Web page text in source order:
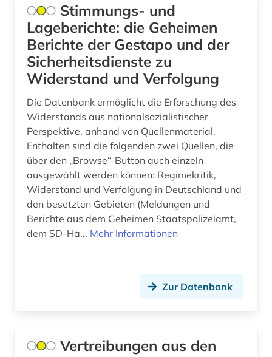
denkmal (1)
denkmalpflege (2)
denkmalschutz (3)
deportation (1)
design (1)
deutsch (2)
deutsch-deutsche beziehungen (1)
deutsche (1)
deutsche bundesbank (1)
deutscher sprachraum (1)
deutsches sprachgebiet (20)
Stimmungs- und
Lageberichte: die Geheimen
Berichte der Gestapo und der
Sicherheitsdienste zu
Widerstand und Verfolgung
Die Datenbank ermöglicht die Erforschung des
Widerstands aus nationalsozialistischer
Perspektive. anhand von Quellenmaterial.
Enthalten sind die folgenden zwei Quellen, die
über den „Browse“-Button auch einzeln
ausgewählt werden können: Regimekritik,
Widerstand und Verfolgung in Deutschland und
den besetzten Gebieten (Meldungen und
Berichte aus dem Geheimen Staatspolizeiamt,
dem SD-Ha... Mehr Informationen
Zur Datenbank
Vertreibungen aus den